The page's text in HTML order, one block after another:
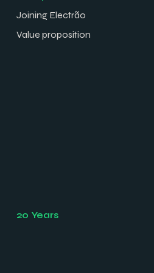
Joining Electrão
Value proposition
20 Years